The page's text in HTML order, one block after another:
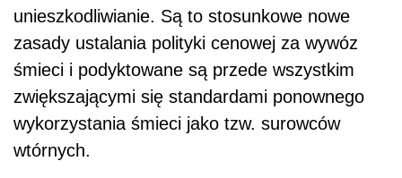
unieszkodliwianie. Są to stosunkowe nowe
zasady ustalania polityki cenowej za wywóz
śmieci i podyktowane są przede wszystkim
zwiększającymi się standardami ponownego
wykorzystania śmieci jako tzw. surowców
wtórnych.